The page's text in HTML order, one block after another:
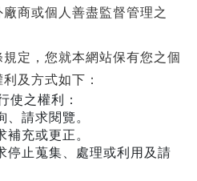
商或個人善盡監督管理之
定，您就本網站保有您之個
及方式如下：
使之權利：
、請求閱覽。
補充或更正。
停止蒐集、處理或利用及請